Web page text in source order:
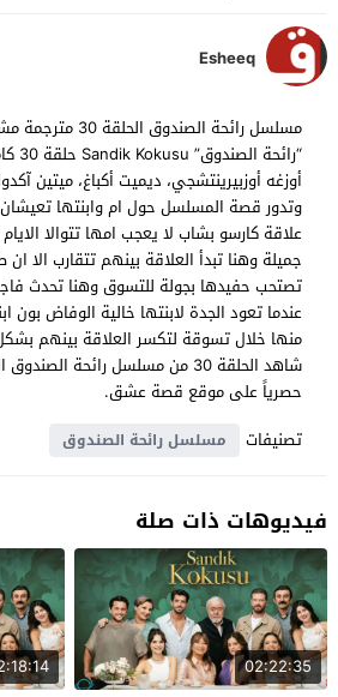
Esheeq
مسلسل رائحة
أوزغه أوزبيرينتشجي، ديميت أكباغ، ميتين
وتدور قصة المسلسل حول ام وابنتها
علاقة كارسو بشاب لا يعجب امها تتوالا
جميلة وهنا تبدأ العلاقة بينهم تتقارب الا
تصتحب حفيدها بجولة للتسوق وهنا تحدث
عندما تعود الجدة لابنتها خالية الوفاض بون
منها خلال تسوقة لتكسر العلاقة بينهم
شاهد الحلقة 30 من مسلسل رائحة
حصرياً على موقع قصة عشق.
تصنيفات
مسلسل رائحة الصندوق
فيديوهات ذات صلة
02:22:35